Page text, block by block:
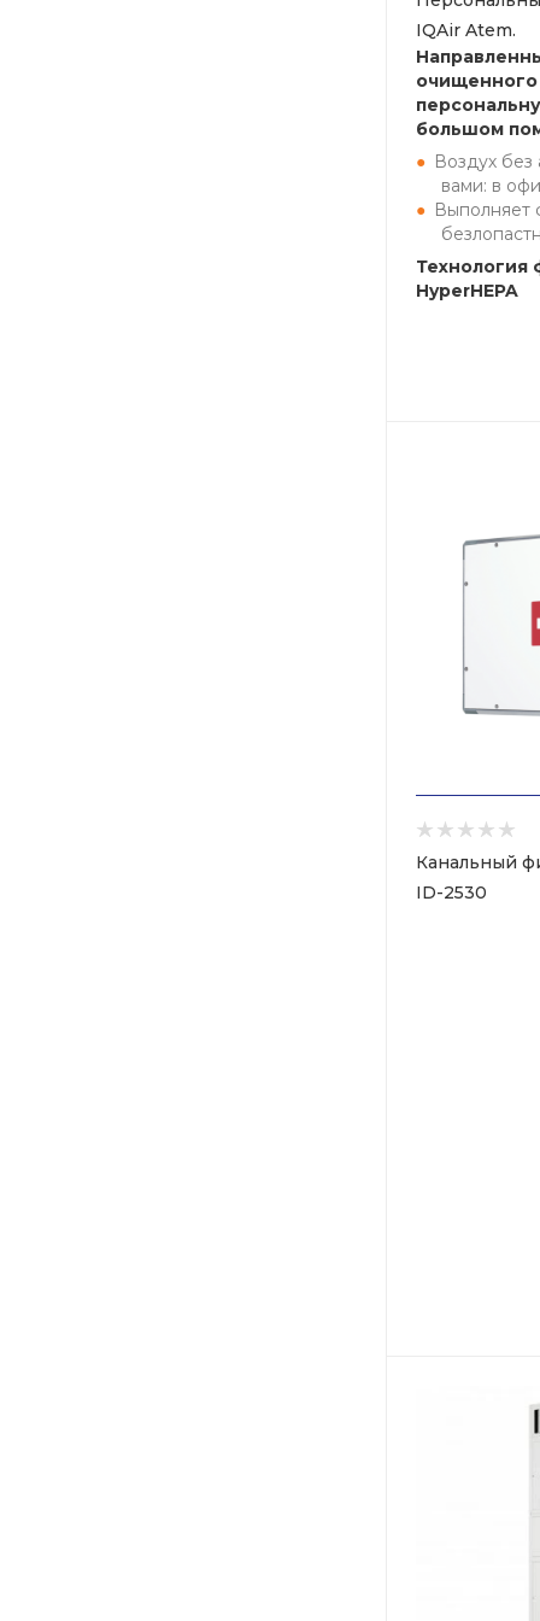
IQAir Atem.
очищенного
большом
Воздух без
вами: в
Выполняет
Технология
HyperHEPA
Канальный
ID-2530